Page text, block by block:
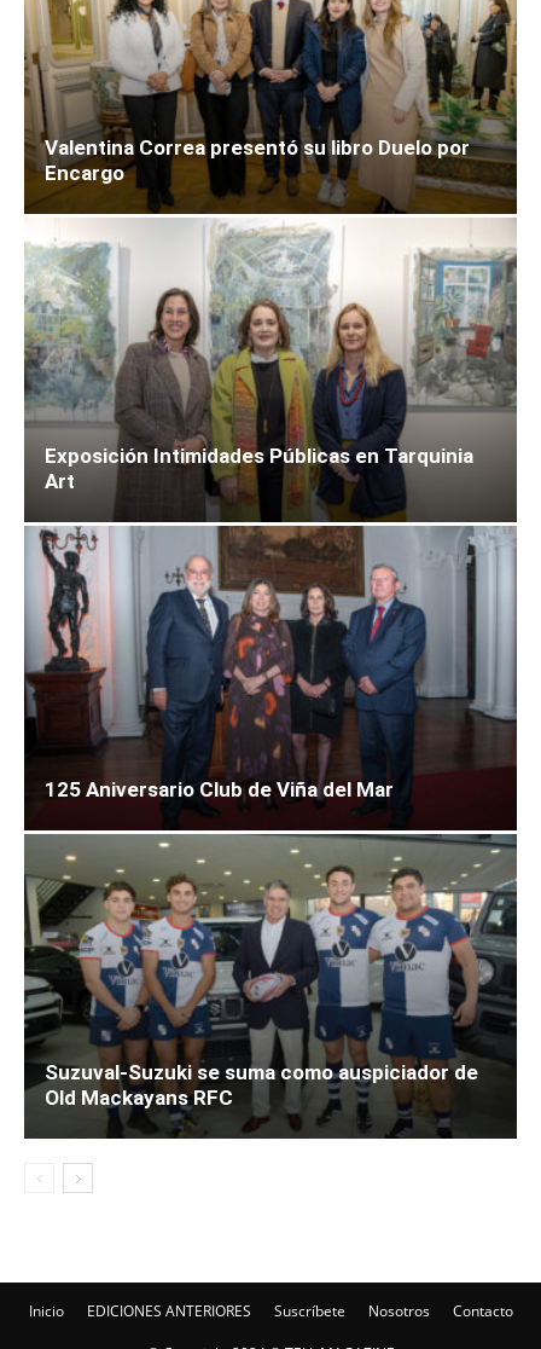
Valentina Correa presentó su libro Duelo por
Encargo
Exposición Intimidades Públicas en Tarquinia
Art
125 Aniversario Club de Viña del Mar
Suzuval-Suzuki se suma como auspiciador de
Old Mackayans RFC
Inicio EDICIONES ANTERIORES Suscríbete Nosotros Contacto